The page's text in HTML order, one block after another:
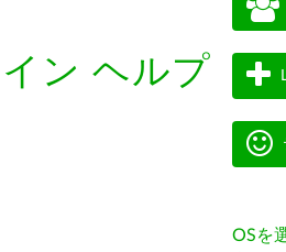
ン ヘルプ
OSを